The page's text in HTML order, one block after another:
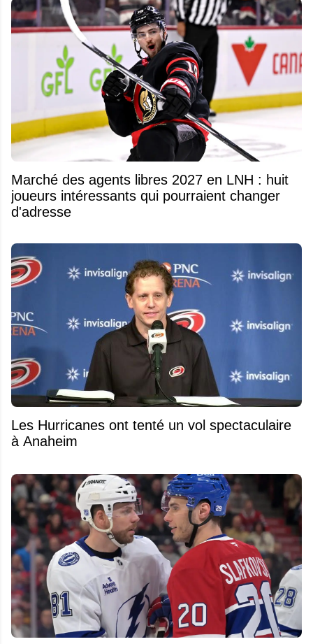
Marché des agents libres 2027 en LNH : huit
joueurs intéressants qui pourraient changer
d'adresse
Les Hurricanes ont tenté un vol spectaculaire
à Anaheim